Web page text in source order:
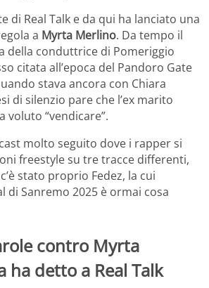
di Real Talk e da qui ha lanciato una
a Myrta Merlino. Da tempo il
della conduttrice di Pomeriggio
citata all’epoca del Pandoro Gate
stava ancora con Chiara
di silenzio pare che l’ex marito
voluto “vendicare”.
molto seguito dove i rapper si
freestyle su tre tracce differenti,
stato proprio Fedez, la cui
di Sanremo 2025 è ormai cosa
contro Myrta
ha detto a Real Talk